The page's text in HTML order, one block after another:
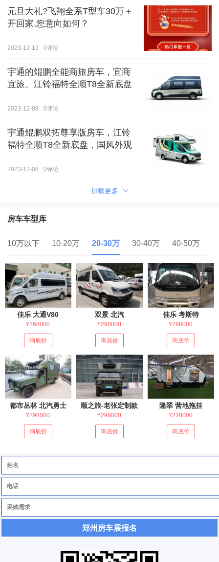
元旦大礼?飞翔全系T型车30万＋
开回家,您意向如何？
2023-12-13 0评论
宇通的鲲鹏全能商旅房车，宜商
宜旅、江铃福特全顺T8全新底盘
2023-12-08 0评论
宇通鲲鹏双拓尊享版房车，江铃
福特全顺T8全新底盘，国风外观
2023-12-08 0评论
加载更多
房车车型库
10万以下 10-20万 20-30万 30-40万 40-50万
佳乐 大通V80
¥268000
询底价
双景 北汽
¥298000
询底价
佳乐 考斯特
¥298000
询底价
都市丛林 北汽勇士
¥298000
询底价
顺之旅-老张定制款
¥298000
询底价
隆翠 营地拖挂
¥228000
询底价
郑州房车展报名